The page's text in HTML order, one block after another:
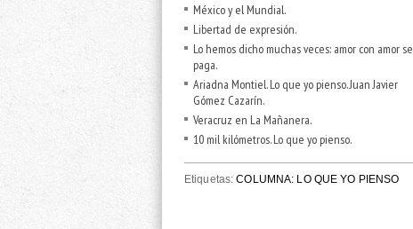
México y el Mundial.
Libertad de expresión.
Lo hemos dicho muchas veces: amor con amor se
paga.
Ariadna Montiel. Lo que yo pienso. Juan Javier
Gómez Cazarín.
Veracruz en La Mañanera.
10 mil kilómetros. Lo que yo pienso.
Etiquetas:COLUMNA: LO QUE YO PIENSO